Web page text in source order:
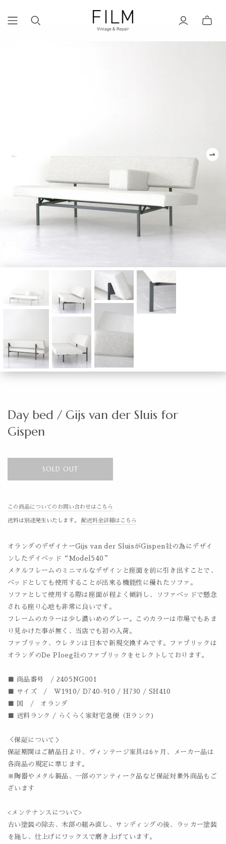
Day bed / Gijs van der Sluis for
Gispen
SOLD OUT
この商品についてのお問い合わせはこちら
送料は別途発生いたします。 配送料金詳細はこちら
オランダのデザイナーGijs van der SluisがGispen社の為にデザイ
ンしたデイベッド“Model540”
メタルフレームのミニマルなデザインと座面を前に引き出すことで、
ベッドとしても使用することが出来る機能性に優れたソファ。
ソファとして使用する際は座面が程よく傾斜し、ソファベッドで懸念
される座り心地も非常に良いです。
フレームのカラーは少し濃いめのグレー。このカラーは市場でもあま
り見かけた事が無く、当店でも初の入荷。
ファブリック、ウレタンは日本で新規交換すみです。ファブリックは
オランダのDe Ploeg社のファブリックをセレクトしております。
■ 商品番号 / 2405NG001
■ サイズ / W1910/ D740-910 / H730 / SH410
■ 国 / オランダ
■ 送料ランク / らくらく家財宅急便（Eランク)
＜保証について＞
保証期間はご納品日より、ヴィンテージ家具は6ヶ月、メーカー品は
各商品の規定に準じます。
※陶器やメタル製品、一部のアンティーク品など保証対象外商品もご
ざいます
<メンテナンスについて>
古い塗装の除去、木部の組み直し、サンディングの後、ラッカー塗装
を施し、仕上げにワックスで磨き上げています。